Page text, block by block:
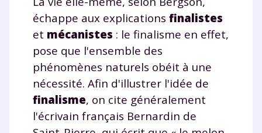
échappe aux explications finalistes
et mécanistes : le finalisme en effet,
pose que l'ensemble des
phénomènes naturels obéit à une
nécessité. Afin d'illustrer l'idée de
finalisme, on cite généralement
l'écrivain français Bernardin de
Envie de progresser
et de réussir votre
année scolaire ?